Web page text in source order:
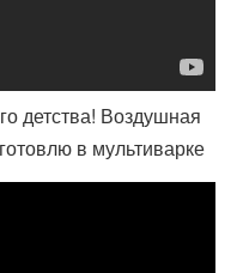
детства! Воздушная
в мультиварке